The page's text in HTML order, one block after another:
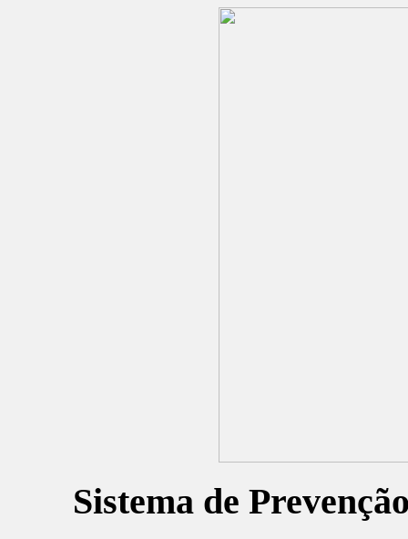
Sistema de